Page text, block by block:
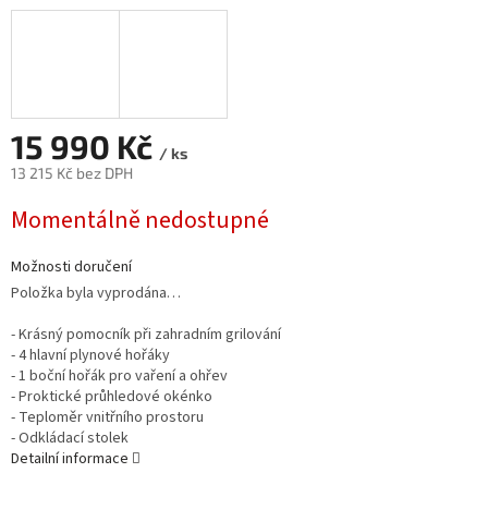
15 990 Kč / ks
13 215 Kč bez DPH
cena:
Momentálně nedostupné
Možnosti doručení
Položka byla vyprodána…
- Krásný pomocník při zahradním grilování
- 4 hlavní plynové hořáky
- 1 boční hořák pro vaření a ohřev
- Proktické průhledové okénko
- Teploměr vnitřního prostoru
- Odkládací stolek
Detailní informace